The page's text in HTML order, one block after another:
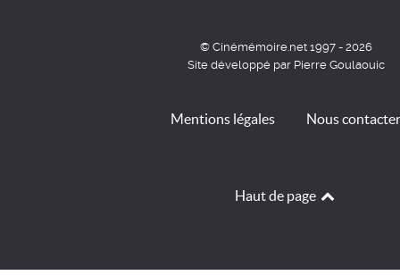
© Cinémémoire.net 1997 - 2026
Site développé par Pierre Goulaouic
Mentions légales Nous contacter
Haut de page